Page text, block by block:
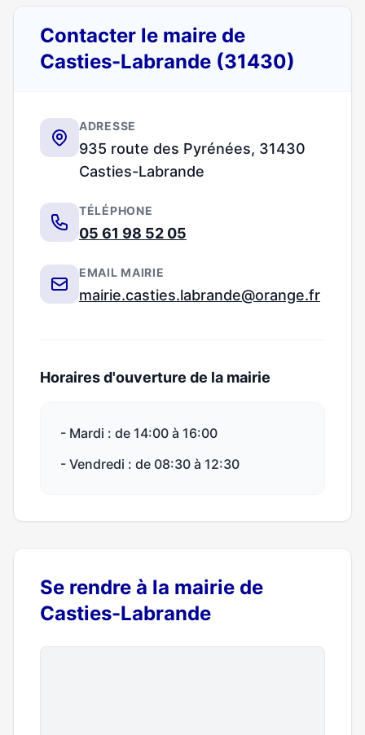
Contacter le maire de
Casties-Labrande (31430)
ADRESSE
935 route des Pyrénées, 31430
Casties-Labrande
TÉLÉPHONE
05 61 98 52 05
EMAIL MAIRIE
mairie.casties.labrande@orange.fr
Horaires d'ouverture de la mairie
- Mardi : de 14:00 à 16:00
- Vendredi : de 08:30 à 12:30
Se rendre à la mairie de
Casties-Labrande